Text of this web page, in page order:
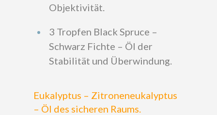
Objektivität.
3 Tropfen Black Spruce –
Schwarz Fichte – Öl der
Stabilität und Überwindung.
Eukalyptus – Zitroneneukalyptus
– Öl des sicheren Raums.